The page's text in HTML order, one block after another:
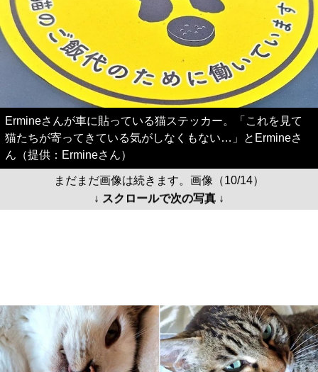
Ermineさんが車に貼っている猫ステッカー。「これを見て
猫たちが寄ってきている気がしなくもない…」とErmineさ
ん（提供：Ermineさん）
まだまだ画像は続きます。画像（10/14）
↓ スクロールで次の写真 ↓